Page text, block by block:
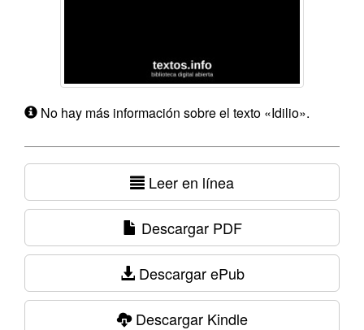
No hay más información sobre el texto «Idilio».
Leer en línea
Descargar PDF
Descargar ePub
Descargar Kindle